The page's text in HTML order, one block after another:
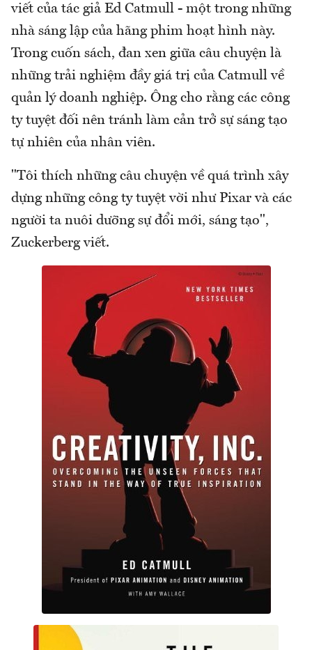
viết của tác giả Ed Catmull - một trong những
nhà sáng lập của hãng phim hoạt hình này.
Trong cuốn sách, đan xen giữa câu chuyện là
những trải nghiệm đầy giá trị của Catmull về
quản lý doanh nghiệp. Ông cho rằng các công
ty tuyệt đối nên tránh làm cản trở sự sáng tạo
tự nhiên của nhân viên.
"Tôi thích những câu chuyện về quá trình xây
dựng những công ty tuyệt vời như Pixar và các
người ta nuôi dưỡng sự đổi mới, sáng tạo",
Zuckerberg viết.